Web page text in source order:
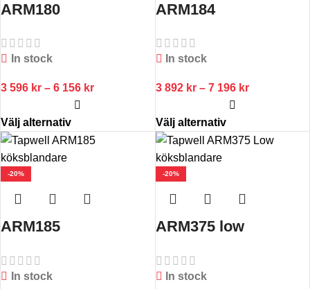
ARM180
In stock
3 596 kr – 6 156 kr
Välj alternativ
ARM184
In stock
3 892 kr – 7 196 kr
Välj alternativ
-20%
ARM185
In stock
-20%
ARM375 low
In stock